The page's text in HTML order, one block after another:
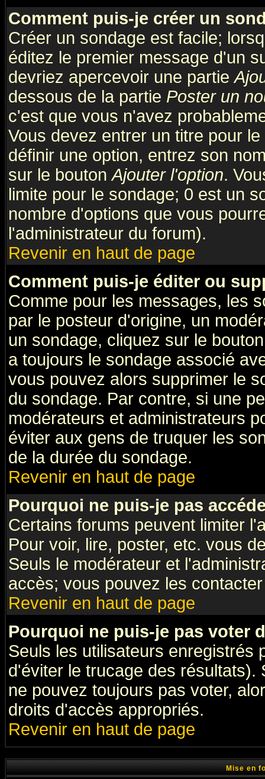
Comment puis-je créer un
Créer un sondage est facile;
éditez le premier message d'un
devriez apercevoir une partie
dessous de la partie Poster un
c'est que vous n'avez
Vous devez entrer un titre pour
définir une option, entrez son
sur le boutonAjouter l'option.
limite pour le sondage; 0 est un
nombre d'options que vous
l'administrateur du forum).
Revenir en haut de page
Comment puis-je éditer ou
Comme pour les messages, les
par le posteur d'origine, un
un sondage, cliquez sur le
a toujours le sondage associé
vous pouvez alors supprimer le
du sondage. Par contre, si une
modérateurs et administrateurs
éviter aux gens de truquer les
de la durée du sondage.
Revenir en haut de page
Pourquoi ne puis-je pas
Certains forums peuvent limiter
Pour voir, lire, poster, etc. vous
Seuls le modérateur et
accès; vous pouvez les
Revenir en haut de page
Pourquoi ne puis-je pas voter
Seuls les utilisateurs enregistrés
d'éviter le trucage des
ne pouvez toujours pas voter,
droits d'accès appropriés.
Revenir en haut de page
Mise en